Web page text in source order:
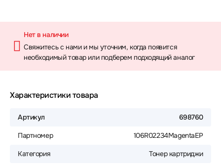
Нет в наличии
Свяжитесь с нами и мы уточним, когда появится
необходимый товар или подберем подходящий аналог
Характеристики товара
Артикул 698760
Партномер 106R02234MagentaEP
Категория Тонер картриджи